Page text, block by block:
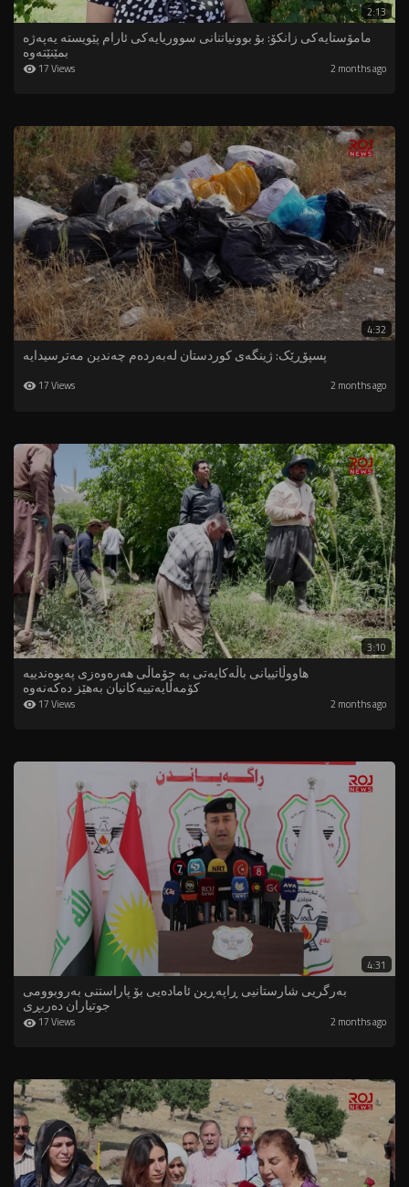
2:13
مامۆستایەکی زانکۆ: بۆ بوونیاتنانی سووریایەکی ئارام پێویستە یەپەژە
بمێنێتەوە
17 Views 2 months ago
4:32
پسپۆڕێک: ژینگه‌ی كوردستان له‌به‌رده‌م چەندین مه‌ترسیدایه‌
17 Views 2 months ago
3:10
هاووڵاتییانی باڵەکایەتی بە جۆماڵی هەرەوەزی پەیوەندییە
کۆمەڵایەتییەکانیان بەهێز دەکەنەوە
17 Views 2 months ago
4:31
بەرگریی شارستانیی ڕاپەڕین ئامادەیی بۆ پاراستنی بەروبوومی
جوتیاران دەربڕی
17 Views 2 months ago